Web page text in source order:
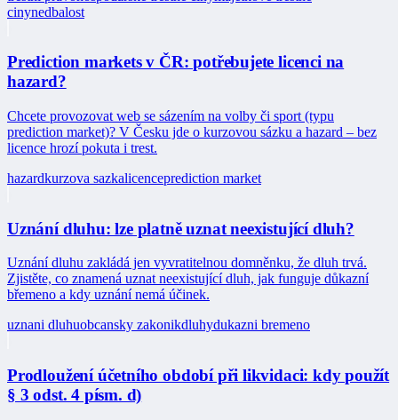
cinynedbalost
Prediction markets v ČR: potřebujete licenci na
hazard?
Chcete provozovat web se sázením na volby či sport (typu
prediction market)? V Česku jde o kurzovou sázku a hazard – bez
licence hrozí pokuta i trest.
hazardkurzova sazkalicenceprediction market
Uznání dluhu: lze platně uznat neexistující dluh?
Uznání dluhu zakládá jen vyvratitelnou domněnku, že dluh trvá.
Zjistěte, co znamená uznat neexistující dluh, jak funguje důkazní
břemeno a kdy uznání nemá účinek.
uznani dluhuobcansky zakonikdluhydukazni bremeno
Prodloužení účetního období při likvidaci: kdy použít
§ 3 odst. 4 písm. d)